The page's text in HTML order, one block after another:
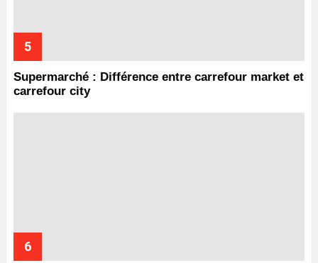
Supermarché : Différence entre carrefour market et
carrefour city